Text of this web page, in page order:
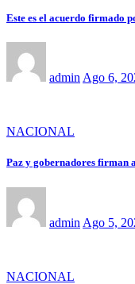
Este es el acuerdo firmado
admin Ago 6,
NACIONAL
Paz y gobernadores firman
admin Ago 5,
NACIONAL